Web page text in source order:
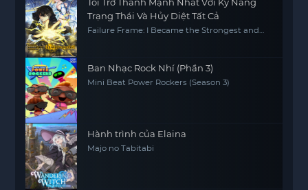
Trạng Thái Và Hủy Diệt Tất Cả
Failure Frame: I Became the Strongest and
Ban Nhạc Rock Nhí (Phần 3)
Mini Beat Power Rockers (Season 3)
Hành trình của Elaina
Majo no Tabitabi